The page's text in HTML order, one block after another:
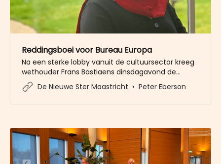
Reddingsboei voor Bureau Europa
Na een sterke lobby vanuit de cultuursector kreeg
wethouder Frans Bastiaens dinsdagavond de
opdracht van de gemeenteraad om te gaan
zoeken naar 300.000 euro om het voortbestaan
De Nieuwe Ster Maastricht Peter Eberson